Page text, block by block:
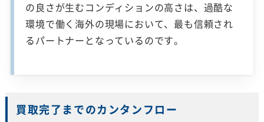
の良さが生むコンディションの高さは、過酷な
環境で働く海外の現場において、最も信頼され
るパートナーとなっているのです。
買取完了までのカンタンフロー